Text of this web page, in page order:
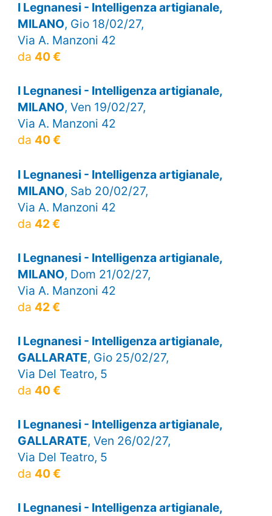
I Legnanesi - Intelligenza artigianale,
MILANO, Gio 18/02/27,
Via A. Manzoni 42
da 40 €
I Legnanesi - Intelligenza artigianale,
MILANO, Ven 19/02/27,
Via A. Manzoni 42
da 40 €
I Legnanesi - Intelligenza artigianale,
MILANO, Sab 20/02/27,
Via A. Manzoni 42
da 42 €
I Legnanesi - Intelligenza artigianale,
MILANO, Dom 21/02/27,
Via A. Manzoni 42
da 42 €
I Legnanesi - Intelligenza artigianale,
GALLARATE, Gio 25/02/27,
Via Del Teatro, 5
da 40 €
I Legnanesi - Intelligenza artigianale,
GALLARATE, Ven 26/02/27,
Via Del Teatro, 5
da 40 €
I Legnanesi - Intelligenza artigianale,